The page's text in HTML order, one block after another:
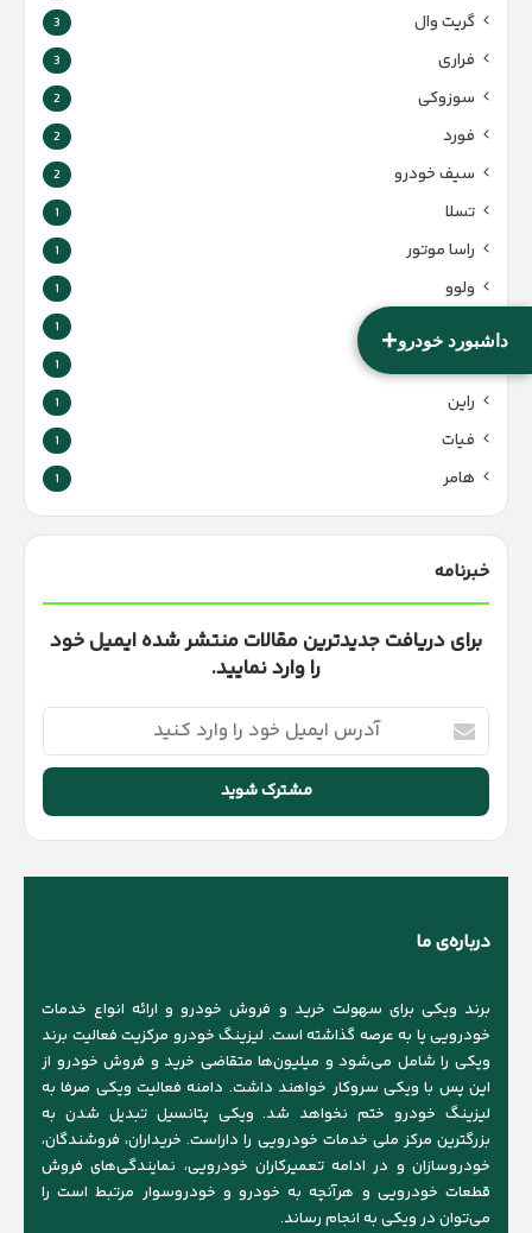
+داشبورد خودرو
گریت وال 3
فراری 3
سوزوکی 2
فورد 2
سیف خودرو 2
تسلا 1
راسا موتور 1
ولوو 1
1
1
راین 1
فیات 1
هامر 1
خبرنامه
برای دریافت جدیدترین مقالات منتشر شده ایمیل خود
را وارد نمایید.
آدرس
ایمیل
خود
وارد
کنید
درباره‌ی ما
برند ویکی برای سهولت خرید و فروش خودرو و ارائه انواع خدمات
خودرویی پا به عرصه گذاشته است. لیزینگ خودرو مرکزیت فعالیت برند
ویکی را شامل می‌شود و میلیون‌ها متقاضی خرید و فروش خودرو از
این پس با ویکی سروکار خواهند داشت. دامنه فعالیت ویکی صرفا به
لیزینگ خودرو ختم نخواهد شد. ویکی پتانسیل تبدیل شدن به
بزرگترین مرکز ملی خدمات خودرویی را داراست. خریداران، فروشندگان،
خودروسازان و در ادامه تعمیرکاران خودرویی، نمایندگی‌های فروش
قطعات خودرویی و هرآنچه به خودرو و خودروسوار مرتبط است را
می‌توان در ویکی به انجام رساند.